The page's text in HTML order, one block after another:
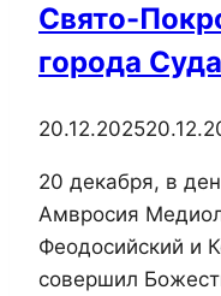
и
Свято-
города
20.12.2025
20 декабря, в
Амвросия
Феодосийский и
совершил